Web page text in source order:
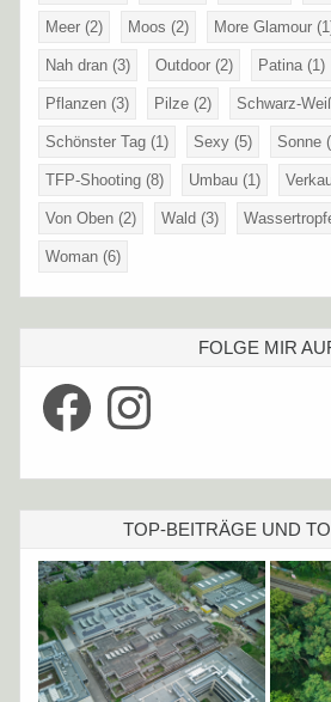
Meer (2) Moos (2) More Glamour
Nah dran (3) Outdoor (2) Patina(1)
Pflanzen (3) Pilze (2) Schwarz-
Schönster Tag (1) Sexy (5) Sonne
TFP-Shooting (8) Umbau (1)
Von Oben (2) Wald (3)
Woman (6)
FOLGE MIR
Facebook Instagram
TOP-BEITRÄGE UND